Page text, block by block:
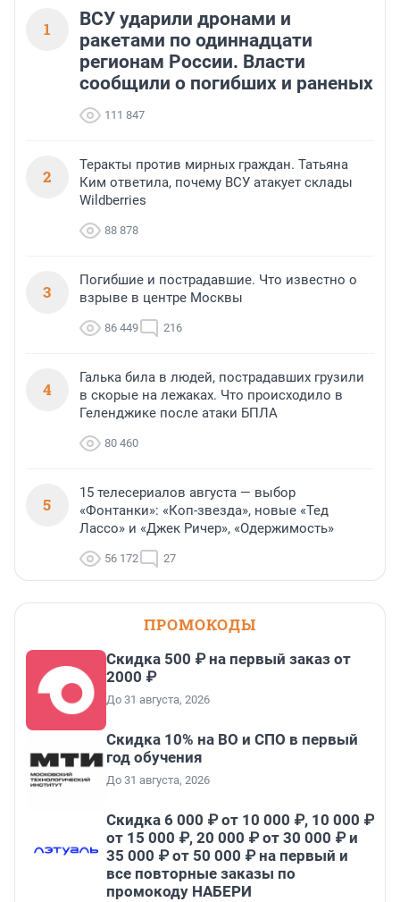
1
ВСУ ударили дронами и
ракетами по одиннадцати
регионам России. Власти
сообщили о погибших и раненых
111 847
2
Теракты против мирных граждан. Татьяна
Ким ответила, почему ВСУ атакует склады
Wildberries
88 878
3
Погибшие и пострадавшие. Что известно о
взрыве в центре Москвы
86 449 216
4
Галька била в людей, пострадавших грузили
в скорые на лежаках. Что происходило в
Геленджике после атаки БПЛА
80 460
5
15 телесериалов августа — выбор
«Фонтанки»: «Коп-звезда», новые «Тед
Лассо» и «Джек Ричер», «Одержимость»
56 172 27
ПРОМОКОДЫ
Скидка 500 ₽ на первый заказ от
2000 ₽
До 31 августа, 2026
Скидка 10% на ВО и СПО в первый
год обучения
До 31 августа, 2026
Скидка 6 000 ₽ от 10 000 ₽, 10 000 ₽
от 15 000 ₽, 20 000 ₽ от 30 000 ₽ и
35 000 ₽ от 50 000 ₽ на первый и
все повторные заказы по
промокоду НАБЕРИ